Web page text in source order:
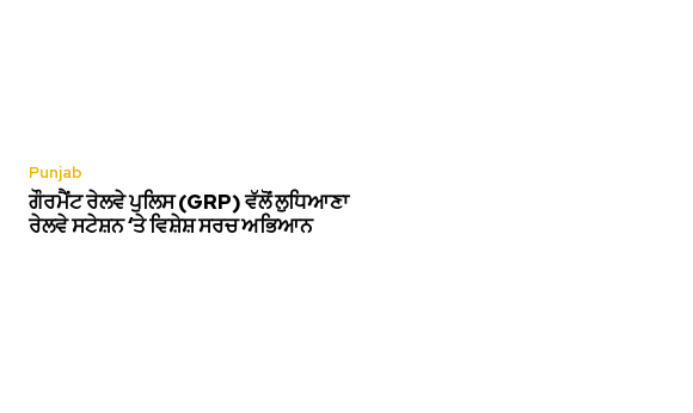
Punjab
ਗੌਰਮੈਂਟ ਰੇਲਵੇ ਪੁਲਿਸ (GRP) ਵੱਲੋਂ ਲੁਧਿਆਣਾ
ਰੇਲਵੇ ਸਟੇਸ਼ਨ ‘ਤੇ ਵਿਸ਼ੇਸ਼ ਸਰਚ ਅਭਿਆਨ